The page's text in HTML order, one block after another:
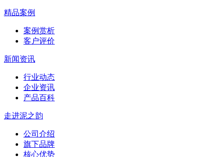
精品案例
案例赏析
客户评价
新闻资讯
行业动态
企业资讯
产品百科
走进泥之韵
公司介绍
旗下品牌
核心优势